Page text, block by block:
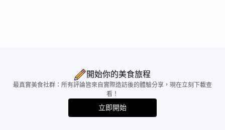
開始你的美食旅程
最真實美食社群：所有評論皆來自實際造訪後的體驗分享，現在立刻下載查
看！
立即開始